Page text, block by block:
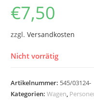
€7,50
zzgl.Versandkosten
Nicht vorrätig
Artikelnummer: 545/03124-
Kategorien:Wagen,